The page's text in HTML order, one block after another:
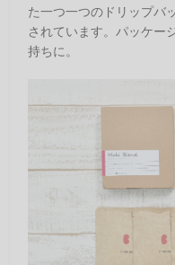
た一つ一つのドリップバ
されています。パッケー
持ちに。